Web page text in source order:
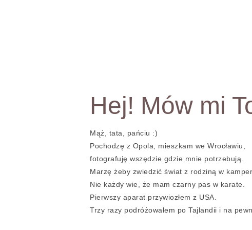
Hej! Mów mi
Mąż, tata, pańciu :)
Pochodzę z Opola, mieszkam we Wrocławiu,
fotografuję wszędzie gdzie mnie potrzebują.
Marzę żeby zwiedzić świat z rodziną w
Nie każdy wie, że mam czarny pas w karate.
Pierwszy aparat przywiozłem z USA.
Trzy razy podróżowałem po Tajlandii i na